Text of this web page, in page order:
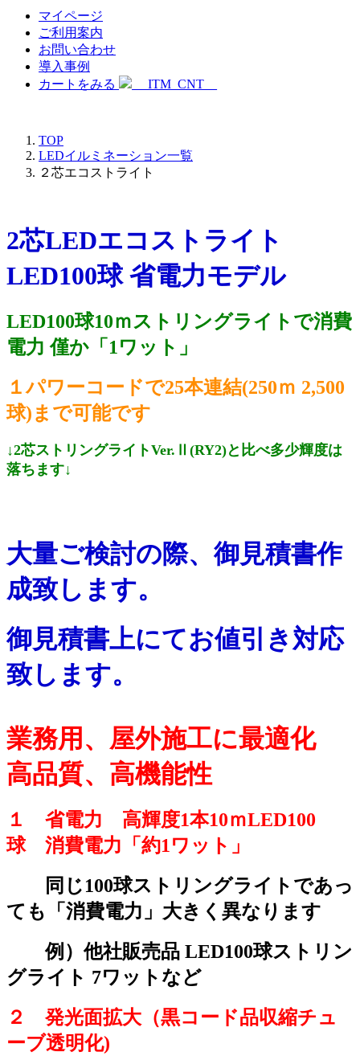
マイページ
ご利用案内
お問い合わせ
導入事例
カートをみる
__ITM_CNT__
TOP
LEDイルミネーション一覧
２芯エコストライト
2芯LEDエコストライト
LED100球 省電力モデル
LED100球10ｍストリングライトで消費
電力 僅か「1ワット」
１パワーコードで25本連結(250ｍ 2,500
球)まで可能です
↓2芯ストリングライトVer.Ⅱ(RY2)と比べ多少輝度は
落ちます↓
大量ご検討の際、御見積書作
成致します。
御見積書上にてお値引き対応
致します。
業務用、屋外施工に最適化
高品質、高機能性
１ 省電力 高輝度1本10ｍLED100
球 消費電力「約1ワット」
同じ100球ストリングライトであっ
ても「消費電力」大きく異なります
例）他社販売品 LED100球ストリン
グライト 7ワットなど
２ 発光面拡大（黒コード品収縮チュ
ーブ透明化)